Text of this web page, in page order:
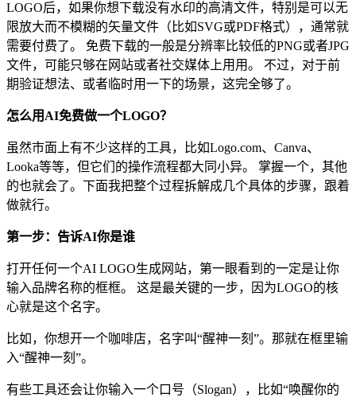
LOGO后，如果你想下载没有水印的高清文件，特别是可以无
限放大而不模糊的矢量文件（比如SVG或PDF格式），通常就
需要付费了。 免费下载的一般是分辨率比较低的PNG或者JPG
文件，可能只够在网站或者社交媒体上用用。 不过，对于前
期验证想法、或者临时用一下的场景，这完全够了。
怎么用AI免费做一个LOGO？
虽然市面上有不少这样的工具，比如Logo.com、Canva、
Looka等等，但它们的操作流程都大同小异。 掌握一个，其他
的也就会了。下面我把整个过程拆解成几个具体的步骤，跟着
做就行。
第一步：告诉AI你是谁
打开任何一个AI LOGO生成网站，第一眼看到的一定是让你
输入品牌名称的框框。 这是最关键的一步，因为LOGO的核
心就是这个名字。
比如，你想开一个咖啡店，名字叫“醒神一刻”。那就在框里输
入“醒神一刻”。
有些工具还会让你输入一个口号（Slogan），比如“唤醒你的